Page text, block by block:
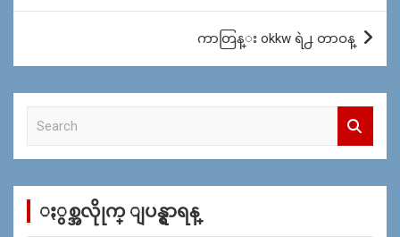
ကာတြန္း okkw ရဲ႕ တာဝန္
c
ႏွစ္အလိုုက္ ျပန္ရွာရန္